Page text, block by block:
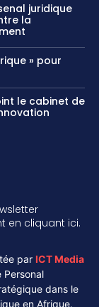
juridique
la
» pour
le cabinet de
en cliquant ici.
par ICT Media
Personal
dans le
en Afrique.